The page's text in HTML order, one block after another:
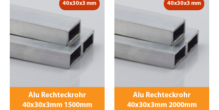
40x30x3 mm
Alu Rechteckrohr
40x30x3mm 1500mm
40x30x3 mm
Alu Rechteckrohr
40x30x3mm 2000mm